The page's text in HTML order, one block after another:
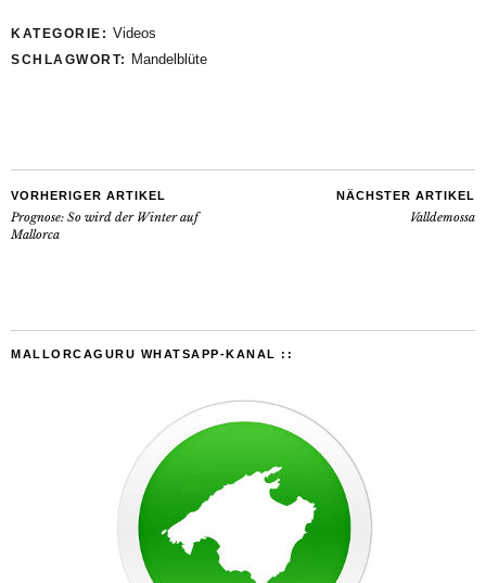
KATEGORIE: Videos
SCHLAGWORT: Mandelblüte
VORHERIGER ARTIKEL
Prognose: So wird der Winter auf
Mallorca
NÄCHSTER ARTIKEL
Valldemossa
MALLORCAGURU WHATSAPP-KANAL ::